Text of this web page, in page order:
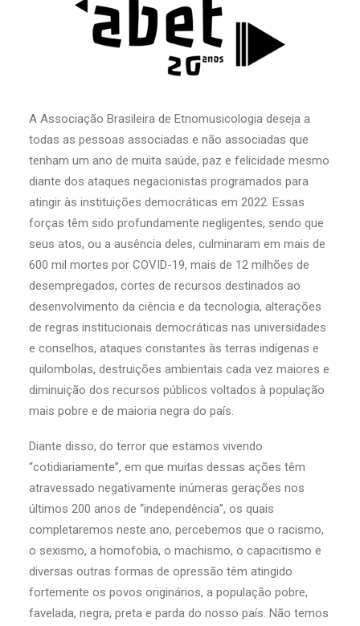
A Associação Brasileira de Etnomusicologia deseja a
todas as pessoas associadas e não associadas que
tenham um ano de muita saúde, paz e felicidade mesmo
diante dos ataques negacionistas programados para
atingir às instituições democráticas em 2022. Essas
forças têm sido profundamente negligentes, sendo que
seus atos, ou a ausência deles, culminaram em mais de
600 mil mortes por COVID-19, mais de 12 milhões de
desempregados, cortes de recursos destinados ao
desenvolvimento da ciência e da tecnologia, alterações
de regras institucionais democráticas nas universidades
e conselhos, ataques constantes às terras indígenas e
quilombolas, destruições ambientais cada vez maiores e
diminuição dos recursos públicos voltados à população
mais pobre e de maioria negra do país.
Diante disso, do terror que estamos vivendo
“cotidiariamente”, em que muitas dessas ações têm
atravessado negativamente inúmeras gerações nos
últimos 200 anos de “independência”, os quais
completaremos neste ano, percebemos que o racismo,
o sexismo, a homofobia, o machismo, o capacitismo e
diversas outras formas de opressão têm atingido
fortemente os povos originários, a população pobre,
favelada, negra, preta e parda do nosso país. Não temos